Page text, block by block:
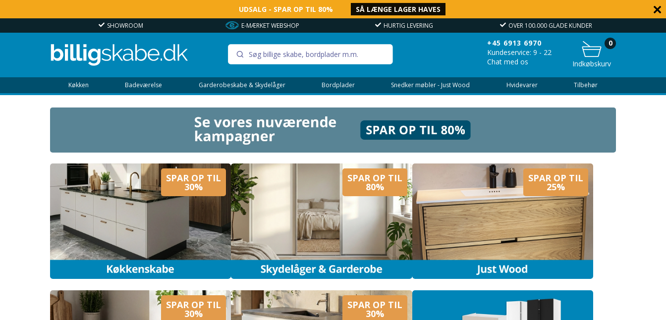
UDSALG - SPAR OP TIL 80% SÅ LÆNGE LAGER HAVES
SHOWROOM E-MÆRKET WEBSHOP HURTIG LEVERING OVER 100.000 GLADE KUNDER
+45 6913 6970
Kundeservice: 9 - 22
Chat med os
Indkøbskurv
0
Køkken Badeværelse Garderobeskabe & Skydelåger Bordplader Snedker møbler - Just Wood Hvidevarer Tilbehør
SPAR OP TIL
30%
SPAR OP TIL
80%
SPAR OP TIL
25%
SPAR OP TIL
30%
SPAR OP TIL
30%